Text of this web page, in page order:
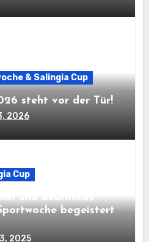
& Salingia Cup
steht vor der Tür!
2026
Cup
und deutliches
begeistert
2025